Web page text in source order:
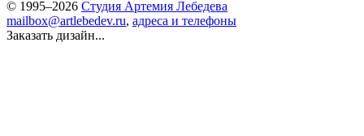
© 1995–2026 Студия Артемия Лебедева
mailbox@artlebedev.ru, адреса и телефоны
Заказать дизайн...